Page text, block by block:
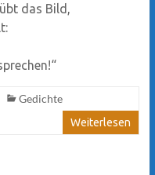
das Bild,
Gedichte
Weiterlesen